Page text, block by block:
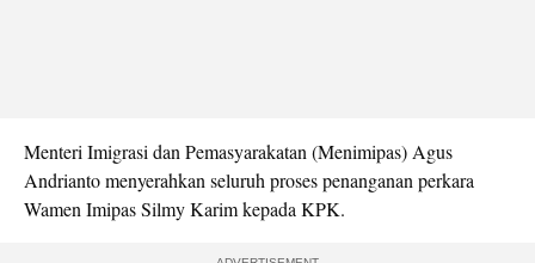
Menteri Imigrasi dan Pemasyarakatan (Menimipas) Agus
Andrianto menyerahkan seluruh proses penanganan perkara
Wamen Imipas Silmy Karim kepada KPK.